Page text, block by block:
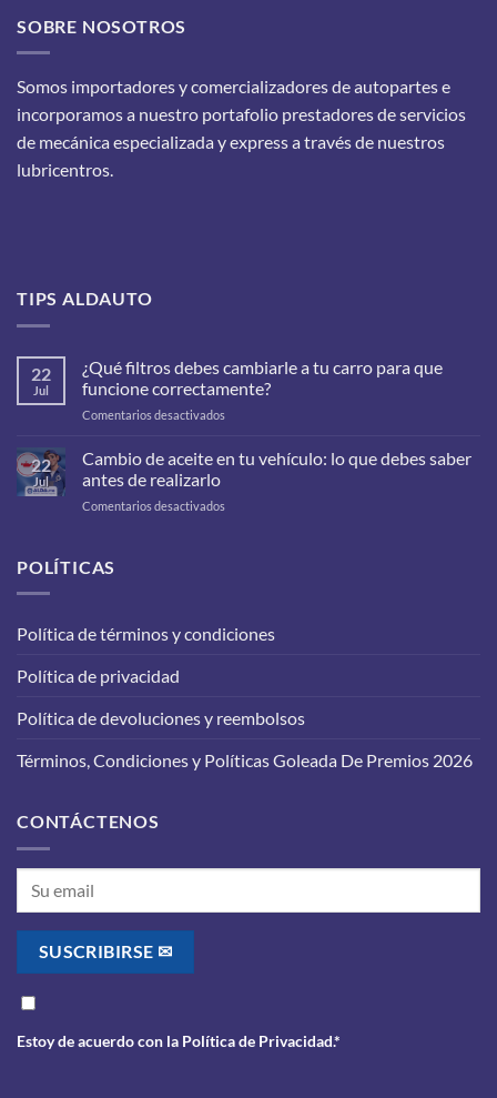
SOBRE NOSOTROS
Somos importadores y comercializadores de autopartes e
incorporamos a nuestro portafolio prestadores de servicios
de mecánica especializada y express a través de nuestros
lubricentros.
TIPS ALDAUTO
22
Jul
¿Qué filtros debes cambiarle a tu carro para que
funcione correctamente?
Comentarios desactivados
filtros
debes
a
22
Jul
Cambio de aceite en tu vehículo: lo que debes saber
antes de realizarlo
Comentarios desactivados
lo
POLÍTICAS
Política de términos y condiciones
Política de privacidad
Política de devoluciones y reembolsos
Términos, Condiciones y Políticas Goleada De Premios 2026
CONTÁCTENOS
Estoy de acuerdo con la Política de Privacidad.*